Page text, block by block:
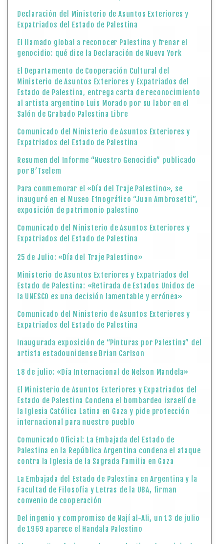
Declaración del Ministerio de Asuntos Exteriores y
Expatriados del Estado de Palestina
El llamado global a reconocer Palestina y frenar el
genocidio: qué dice la Declaración de Nueva York
El Departamento de Cooperación Cultural del
Ministerio de Asuntos Exteriores y Expatriados del
Estado de Palestina, entrega carta de reconocimiento
al artista argentino Luis Morado por su labor en el
Salón de Grabado Palestina Libre
Comunicado del Ministerio de Asuntos Exteriores y
Expatriados del Estado de Palestina
Resumen del Informe “Nuestro Genocidio” publicado
por B’Tselem
Para conmemorar el «Día del Traje Palestino», se
inauguró en el Museo Etnográfico “Juan Ambrosetti”,
exposición de patrimonio palestino
Comunicado del Ministerio de Asuntos Exteriores y
Expatriados del Estado de Palestina
25 de Julio: «Día del Traje Palestino»
Ministerio de Asuntos Exteriores y Expatriados del
Estado de Palestina: «Retirada de Estados Unidos de
la UNESCO es una decisión lamentable y errónea»
Comunicado del Ministerio de Asuntos Exteriores y
Expatriados del Estado de Palestina
Inaugurada exposición de “Pinturas por Palestina” del
artista estadounidense Brian Carlson
18 de julio: «Día Internacional de Nelson Mandela»
El Ministerio de Asuntos Exteriores y Expatriados del
Estado de Palestina Condena el bombardeo israelí de
la Iglesia Católica Latina en Gaza y pide protección
internacional para nuestro pueblo
Comunicado Oficial: La Embajada del Estado de
Palestina en la República Argentina condena el ataque
contra la Iglesia de la Sagrada Familia en Gaza
La Embajada del Estado de Palestina en Argentina y la
Facultad de Filosofía y Letras de la UBA, firman
convenio de cooperación
Del ingenio y compromiso de Nají al-Ali, un 13 de julio
de 1969 aparece el Handala Palestino